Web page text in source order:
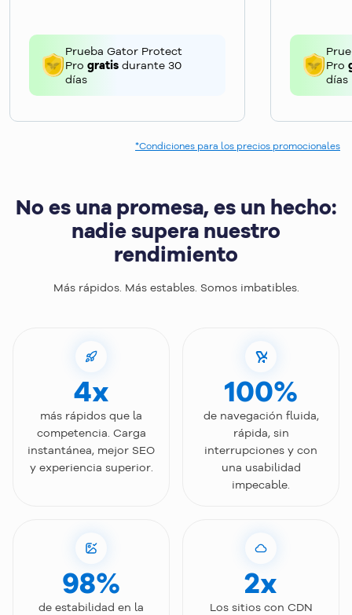
Prueba Gator Protect
Pro gratis durante 30
días
Pro
días
*Condiciones para los precios promocionales
No es una promesa, es un hecho:
nadie supera nuestro
rendimiento
Más rápidos. Más estables. Somos imbatibles.
4x
más rápidos que la
competencia. Carga
instantánea, mejor SEO
y experiencia superior.
100%
de navegación fluida,
rápida, sin
interrupciones y con
una usabilidad
impecable.
98%
de estabilidad en la
2x
Los sitios con CDN